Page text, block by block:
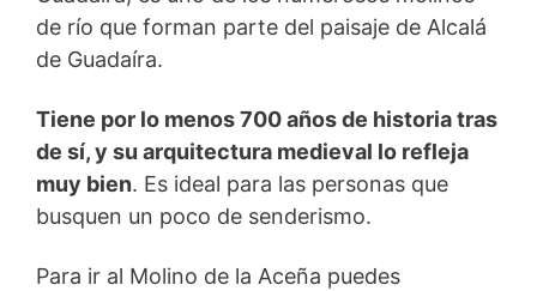
de río que forman parte del paisaje de Alcalá
de Guadaíra.
Tiene por lo menos 700 años de historia tras
de sí, y su arquitectura medieval lo refleja
muy bien. Es ideal para las personas que
busquen un poco de senderismo.
Para ir al Molino de la Aceña puedes